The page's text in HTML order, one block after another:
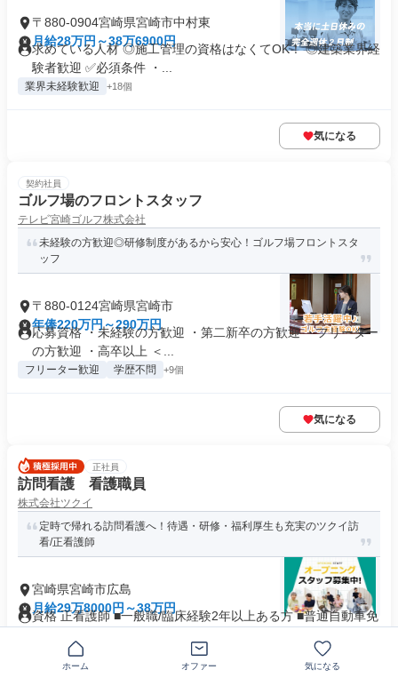
〒880-0904宮崎県宮崎市中村東
月給28万円～38万6900円
求めている人材 ◎施工管理の資格はなくてOK！ ◎建築業界経
験者歓迎 ✅必須条件 ・...
業界未経験歓迎 +18個
気になる
契約社員
ゴルフ場のフロントスタッフ
テレビ宮崎ゴルフ株式会社
未経験の方歓迎◎研修制度があるから安心！ゴルフ場フロントスタ
ッフ
〒880-0124宮崎県宮崎市
年俸220万円～290万円
応募資格 ・未経験の方歓迎 ・第二新卒の方歓迎 ・フリーター
の方歓迎 ・高卒以上 ＜...
フリーター歓迎 学歴不問 +9個
気になる
正社員
訪問看護 看護職員
株式会社ツクイ
定時で帰れる訪問看護へ！待遇・研修・福利厚生も充実のツクイ訪
看/正看護師
宮崎県宮崎市広島
月給29万8000円～38万円
資格 正看護師 ■一般職/臨床経験2年以上ある方 ■普通自動車免
業界未経験歓迎
ホーム オファー 気になる